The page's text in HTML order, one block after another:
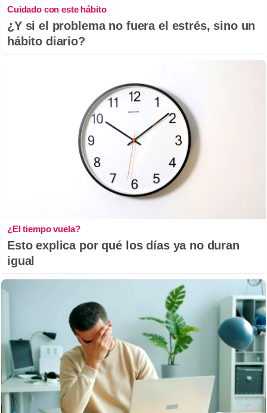
Cuidado con este hábito
¿Y si el problema no fuera el estrés, sino un
hábito diario?
¿El tiempo vuela?
Esto explica por qué los días ya no duran
igual